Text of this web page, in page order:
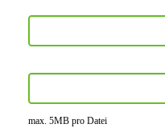
max. 5MB pro Datei